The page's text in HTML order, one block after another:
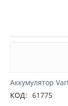
Аккумулятор
КОД: 61775